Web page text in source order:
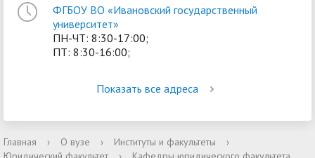
ФГБОУ ВО «Ивановский государственный
университет»
ПН-ЧТ: 8:30-17:00;
ПТ: 8:30-16:00;
Показать все адреса
Главная › О вузе › Институты и факультеты
›